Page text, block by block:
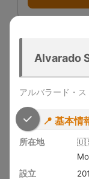
ヒューマンピー
IPA / Lager / Pale
Alvarado
アルバラード・
📍 基本情
所在地
🇺🇸
設立